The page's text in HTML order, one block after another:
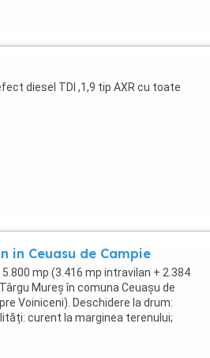
diesel TDI ,1,9 tip AXR cu toate
in Ceuasu de Campie
mp (3.416 mp intravilan + 2.384
Mureș în comuna Ceuașu de
Voiniceni). Deschidere la drum:
curent la marginea terenului;